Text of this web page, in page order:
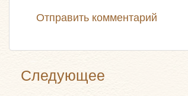
Отправить комментарий
Следующее